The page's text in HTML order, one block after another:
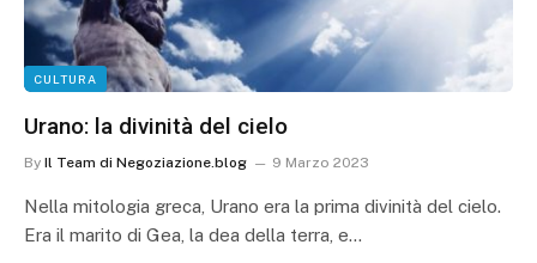
CULTURA
Urano: la divinità del cielo
By Il Team di Negoziazione.blog 9 Marzo 2023
Nella mitologia greca, Urano era la prima divinità del cielo.
Era il marito di Gea, la dea della terra, e…